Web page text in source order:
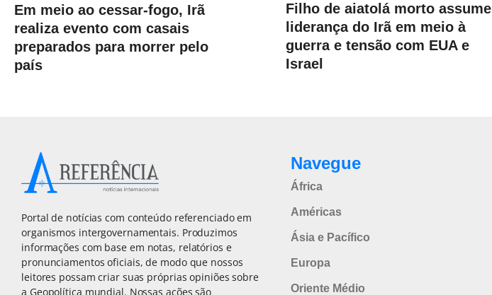
Em meio ao cessar-fogo, Irã
realiza evento com casais
preparados para morrer pelo
país
Filho de aiatolá morto assume
liderança do Irã em meio à
guerra e tensão com EUA e
Israel
Portal de notícias com conteúdo referenciado em
organismos intergovernamentais. Produzimos
informações com base em notas, relatórios e
pronunciamentos oficiais, de modo que nossos
leitores possam criar suas próprias opiniões sobre
a Geopolítica mundial. Nossas ações são
Navegue
África
Américas
Ásia e Pacífico
Europa
Oriente Médio